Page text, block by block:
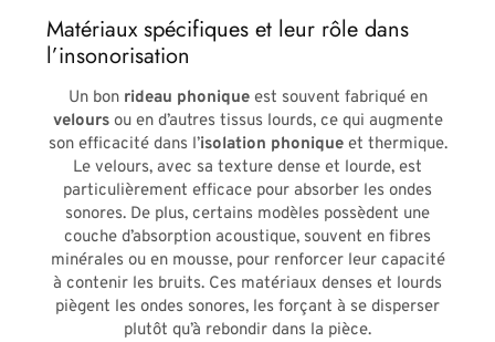
Matériaux spécifiques et leur rôle dans
l’insonorisation
Un bon rideau phoniqueest souvent fabriqué en
veloursou en d’autres tissus lourds, ce qui augmente
son efficacité dans l’isolation phoniqueet thermique.
Le velours, avec sa texture dense et lourde, est
particulièrement efficace pour absorber les ondes
sonores. De plus, certains modèles possèdent une
couche d’absorption acoustique, souvent en fibres
minérales ou en mousse, pour renforcer leur capacité
à contenir les bruits. Ces matériaux denses et lourds
piègent les ondes sonores, les forçant à se disperser
plutôt qu’à rebondir dans la pièce.